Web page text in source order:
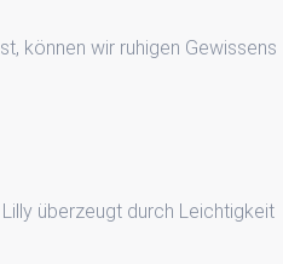
können wir ruhigen Gewissens
überzeugt durch Leichtigkeit